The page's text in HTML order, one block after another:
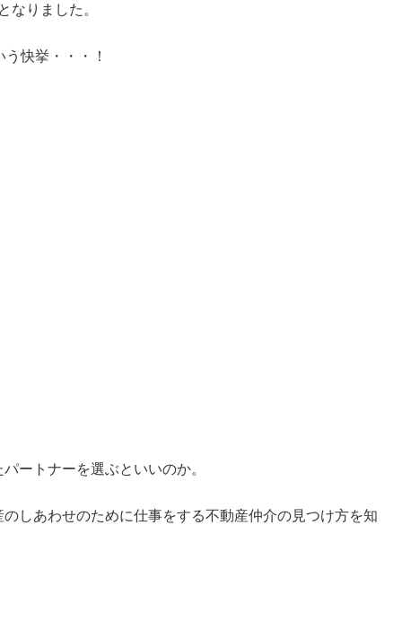
なりました。
快挙・・・！
ートナーを選ぶといいのか。
しあわせのために仕事をする不動産仲介の見つけ方を知